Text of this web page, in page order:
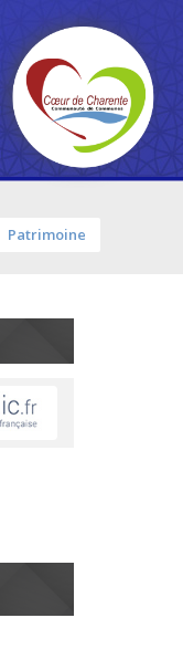
Patrimoine